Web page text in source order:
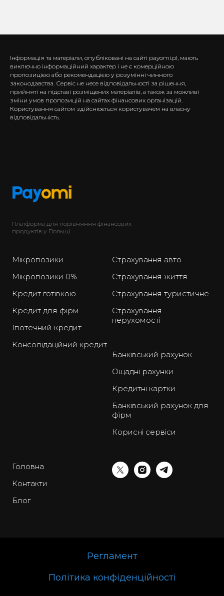
Інформація та матеріали, опубліковані на сайті payomi.pl, мають
виключно інформаційний характер і не є комерційною
пропозицією або рекомендацією у розумінні чинного
законодавства. Сервіс не несе відповідальності за рішення,
прийняті на підставі розміщених матеріалів, а також за можливі
зміни умов пропозицій на сайтах фінансових організацій.
Користування сайтом здійснюється користувачем на власну
відповідальність.
Платформа для порівняння фінансових
продуктів у Польщі.
Мікропозики
Мікропозики 0%
Кредит готівкою
Кредит для фірм
Іпотечний кредит
Консолідаційний кредит
Страхування авто
Страхування життя
Страхування туристичне
Страхування
нерухомості
Банківський рахунок
Ощадні рахунки
Кредитні картки
Банківський рахунок для
фірм
Корисні сервіси
Головна
Контакти
Блог
Регламент
Політика конфіденційності